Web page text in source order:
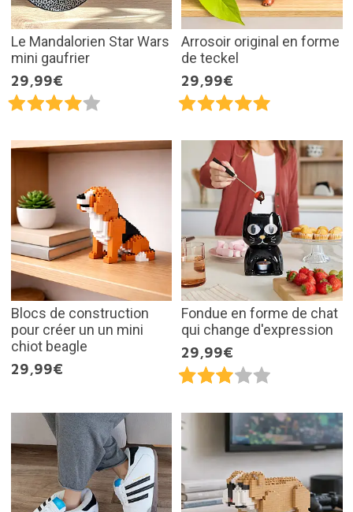
Le Mandalorien Star Wars
mini gaufrier
29,99€
Arrosoir original en forme
de teckel
29,99€
Blocs de construction
pour créer un un mini
chiot beagle
29,99€
Fondue en forme de chat
qui change d'expression
29,99€